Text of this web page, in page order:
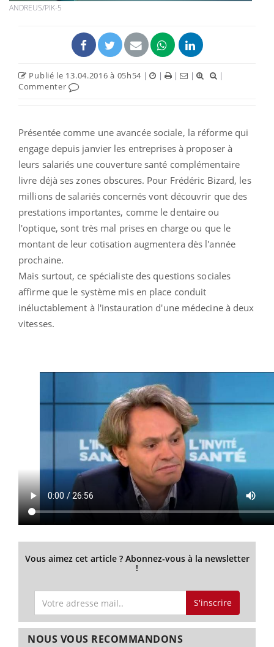
ANDREUS/PIK-5
Publié le 13.04.2016 à 05h54 | | | |
|
Commenter
Présentée comme une avancée sociale, la réforme qui
engage depuis janvier les entreprises à proposer à
leurs salariés une couverture santé complémentaire
livre déjà ses zones obscures. Pour Frédéric Bizard, les
millions de salariés concernés vont découvrir que des
prestations importantes, comme le dentaire ou
l'optique, sont très mal prises en charge ou que le
montant de leur cotisation augmentera dès l'année
prochaine.
Mais surtout, ce spécialiste des questions sociales
affirme que le système mis en place conduit
inéluctablement à l'instauration d'une médecine à deux
vitesses.
Vous aimez cet article ? Abonnez-vous à la newsletter
!
S'inscrire
NOUS VOUS RECOMMANDONS